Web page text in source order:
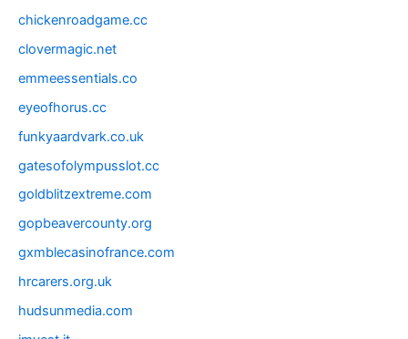
chickenroadgame.cc
clovermagic.net
emmeessentials.co
eyeofhorus.cc
funkyaardvark.co.uk
gatesofolympusslot.cc
goldblitzextreme.com
gopbeavercounty.org
gxmblecasinofrance.com
hrcarers.org.uk
hudsunmedia.com